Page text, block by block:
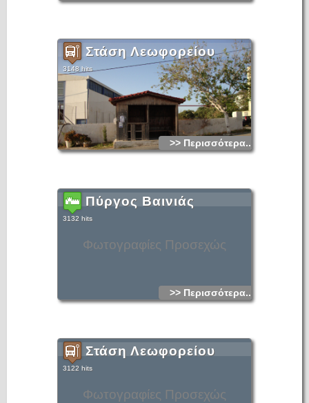
Στάση Λεωφορείου
3148 hits
>> Περισσότερα...
Φωτογραφίες Προσεχώς
Πύργος Βαινιάς
3132 hits
>> Περισσότερα...
Φωτογραφίες Προσεχώς
Στάση Λεωφορείου
3122 hits